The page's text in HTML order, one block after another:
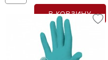
В КОРЗИНУ